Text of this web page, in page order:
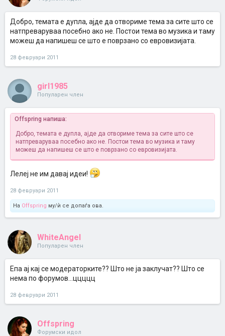
Добро, темата е дупла, ајде да отвориме тема за сите што се
натпреваруваа посебно ако не. Постои тема во музика и таму
можеш да напишеш се што е поврзано со евровизијата.
28 февруари 2011
girl1985
Популарен член
Offspring напиша:
Добро, темата е дупла, ајде да отвориме тема за сите што се
натпреваруваа посебно ако не. Постои тема во музика и таму
можеш да напишеш се што е поврзано со евровизијата.
Лелеј не им давај идеи!
28 февруари 2011
На Offspring му/ѝ се допаѓа ова.
WhiteAngel
Популарен член
Епа ај кај се модераторките?? Што не ја заклучат?? Што се
нема по форумов...ццццц
28 февруари 2011
Offspring
Форумски идол